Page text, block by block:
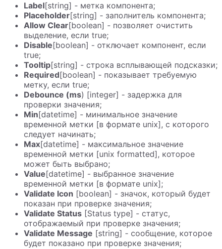
Label[string] - метка компонента;
Placeholder[string] - заполнитель компонента;
Allow Clear[boolean] - позволяет очистить
выделение, если true;
Disable[boolean] - отключает компонент, если
true;
Tooltip[string] - строка всплывающей подсказки;
Required[boolean] - показывает требуемую
метку, если true;
Debounce (ms) [integer] - задержка для
проверки значения;
Min[datetime] - минимальное значение
временной метки [в формате unix], с которого
следует начинать;
Max[datetime] - максимальное значение
временной метки [unix formatted], которое
может быть выбрано;
Value[datetime] - выбранное значение
временной метки [в формате unix];
Validate Icon [boolean] - значок, который будет
показан при проверке значения;
Validate Status [Status type] - статус,
отображаемый при проверке значения;
Validate Message [string] - сообщение, которое
будет показано при проверке значения;